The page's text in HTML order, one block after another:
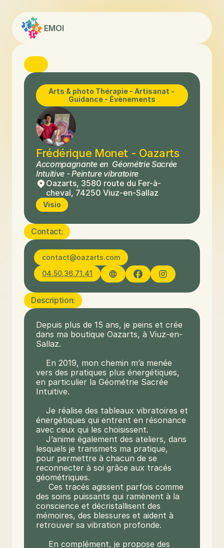
EMOI
Oazarts, 3580 route du Fer-à-
cheval, 74250 Viuz-en-Sallaz
Frédérique Monet - Oazarts
Accompagnante en  Géométrie Sacrée
Intuitive - Peinture vibratoire
Visio
Arts & photo Thérapie - Artisanat -
Guidance - Évènements
Description:
Depuis plus de 15 ans, je peins et crée
dans ma boutique Oazarts, à Viuz-en-
Sallaz.
vers des pratiques plus énergétiques,
en particulier la Géométrie Sacrée
Intuitive.
énergétiques qui entrent en résonance
avec ceux qui les choisissent.
lesquels je transmets ma pratique,
pour permettre à chacun de se
reconnecter à soi grâce aux tracés
géométriques.
des soins puissants qui ramènent à la
conscience et décristallisent des
mémoires, des blessures et aident à
retrouver sa vibration profonde.
Contact:
contact@oazarts.com
04.50.36.71.41